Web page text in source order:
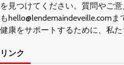
を見つけてください。質問やご
もhello@lendemaindeveille.comま
健康をサポートするために、私た
リンク